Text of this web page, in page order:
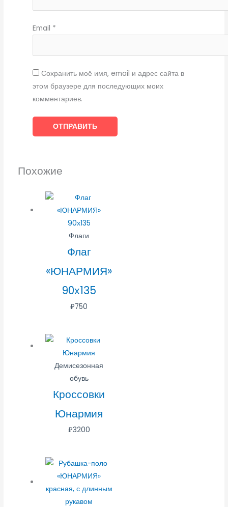
Email *
Сохранить моё имя, email и адрес сайта в
этом браузере для последующих моих
комментариев.
Похожие
Флаги
Флаг
«ЮНАРМИЯ»
90х135
₽750
Демисезонная
обувь
Кроссовки
Юнармия
₽3200